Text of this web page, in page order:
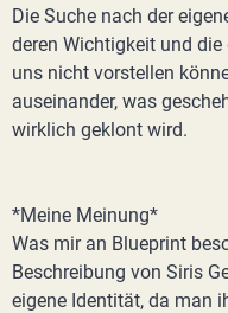
Die Suche nach der
deren Wichtigkeit und
uns nicht vorstellen
auseinander, was
wirklich geklont wird.
*Meine Meinung*
Was mir an Blueprint
Beschreibung von Siris
eigene Identität, da man